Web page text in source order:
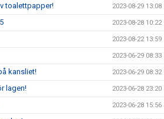
toalettpapper! 2023-08-29 13:08
2023-08-28 10:22
2023-08-22 13:59
2023-06-29 08:33
kansliet! 2023-06-29 08:32
lagen! 2023-06-28 23:20
2023-06-28 15:56